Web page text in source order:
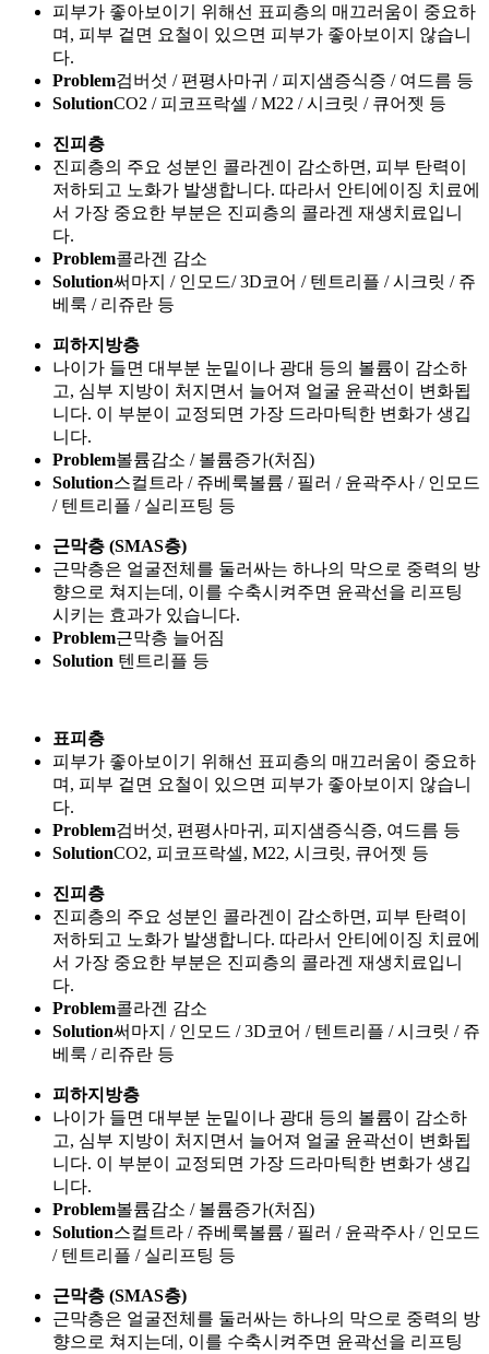
이상피부과의 다양한 소식을 안내합니다.
VIEW MORE
이상피부과의 다양한 소식을 안내합니다.
VIEW MORE
이상피부과, 피부층을 디자인하다.
이상피부과 의료진의 섬세한 기술과 노하우로 되살아나는 얼
굴 라인을 경험해보세요.
같은 시술도 다른 결과를 만드는 이상피부과 아이디얼 시그니
처 리프팅.
표피층
피부가 좋아보이기 위해선 표피층의 매끄러움이 중요하
며, 피부 겉면 요철이 있으면 피부가 좋아보이지 않습니
다.
Problem 검버섯 / 편평사마귀 / 피지샘증식증 / 여드름 등
Solution
CO2 / 피코프락셀 / M22 / 시크릿 / 큐어젯 등
진피층
진피층의 주요 성분인 콜라겐이 감소하면, 피부 탄력이
저하되고 노화가 발생합니다. 따라서 안티에이징 치료에
서 가장 중요한 부분은 진피층의 콜라겐 재생치료입니
다.
Problem콜라겐 감소